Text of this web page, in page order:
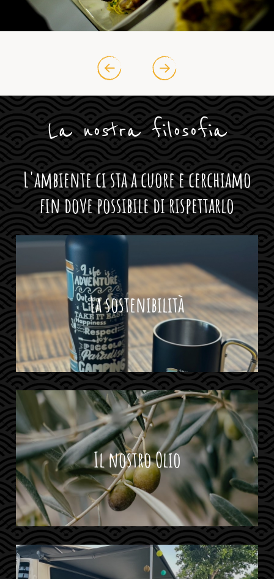
La nostra filosofia
L'ambiente ci sta a cuore e cerchiamo
fin dove possibile di rispettarlo
La sostenibilità
Il nostro Olio